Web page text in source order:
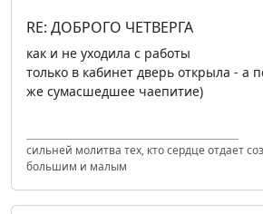
RE: ДОБРОГО ЧЕТВЕРГА
как и не уходила с работы
только в кабинет дверь открыла - а
же сумасшедшее чаепитие)
сильней молитва тех, кто сердце отдает
большим и малым